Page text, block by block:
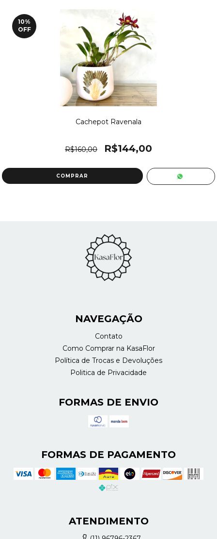
10%
OFF
Cachepot Ravenala
R$160,00 R$144,00
NAVEGAÇÃO
Contato
Como Comprar na KasaFlor
Política de Trocas e Devoluções
Politica de Privacidade
FORMAS DE ENVIO
FORMAS DE PAGAMENTO
ATENDIMENTO